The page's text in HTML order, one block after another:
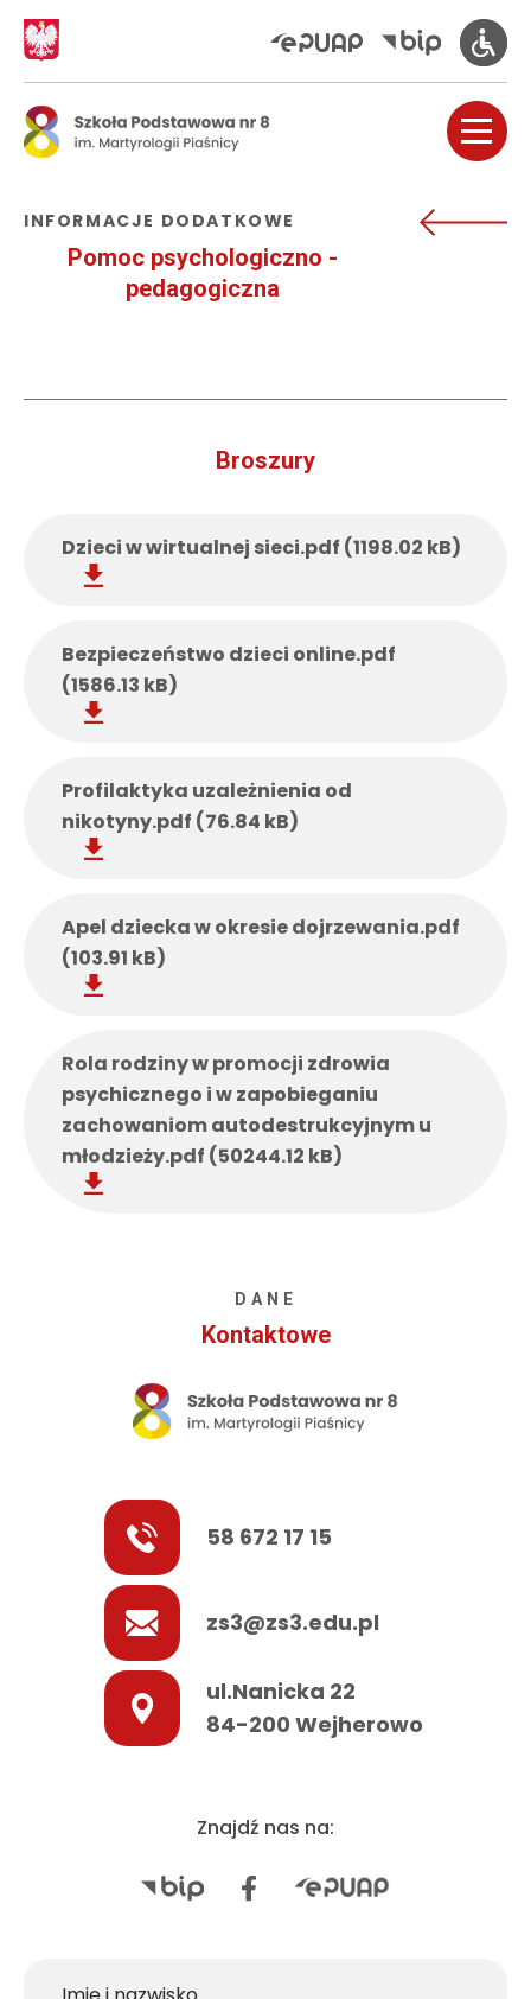
INFORMACJE DODATKOWE
Pomoc psychologiczno -
pedagogiczna
Broszury
Dzieci w wirtualnej sieci.pdf (1198.02 kB)
Bezpieczeństwo dzieci online.pdf
(1586.13 kB)
Profilaktyka uzależnienia od
nikotyny.pdf (76.84 kB)
Apel dziecka w okresie dojrzewania.pdf
(103.91 kB)
Rola rodziny w promocji zdrowia
psychicznego i w zapobieganiu
zachowaniom autodestrukcyjnym u
młodzieży.pdf (50244.12 kB)
DANE
Kontaktowe
58 672 17 15
zs3@zs3.edu.pl
ul.Nanicka 22
84-200 Wejherowo
Znajdź nas na: